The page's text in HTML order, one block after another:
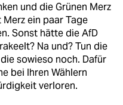
und die Grünen Merz
ein paar Tage
Sonst hätte die AfD
Na und? Tun die
sowieso noch. Dafür
bei Ihren Wählern
verloren.